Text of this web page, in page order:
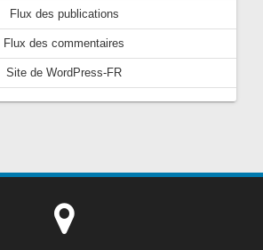
Flux des publications
Flux des commentaires
Site de WordPress-FR